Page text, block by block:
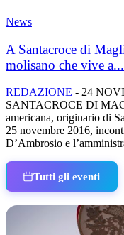
News
A Santacroce di
molisano che vive a...
REDAZIONE - 24
SANTACROCE DI
americana, originario di
25 novembre 2016,
D’Ambrosio e
Tutti gli eventi